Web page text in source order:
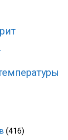
(416)